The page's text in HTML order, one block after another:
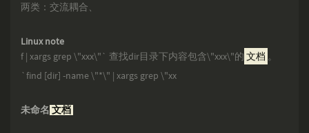
两类：交流耦合、
Linux note
f | xargs grep \"xxx\"` 查找dir目录下内容包含\"xxx\"的 文档 。
`find [dir] -name \"*\" | xargs grep \"xx
未命名 文档